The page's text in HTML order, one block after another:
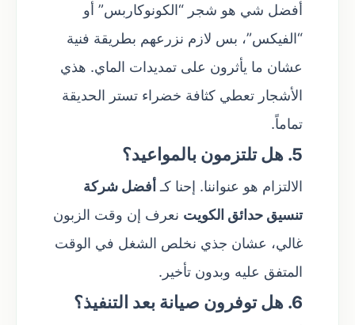
أفضل شي هو شجر “الكونوكاربس” أو
“الفيكس”، بس لازم نزرعهم بطريقة فنية
عشان ما يأثرون على تمديدات الماي. هذي
الأشجار تعطي كثافة خضراء تستر الحديقة
تماماً.
5. هل تلتزمون بالمواعيد؟
الالتزام هو عنواننا. إحنا كـ أفضل شركة
تنسيق حدائق الكويت نعرف إن وقت الزبون
غالي، عشان جذي نخلص الشغل في الوقت
المتفق عليه وبدون تأخير.
6. هل توفرون صيانة بعد التنفيذ؟